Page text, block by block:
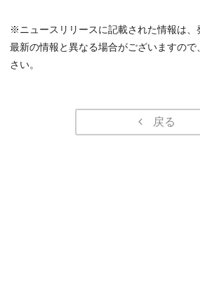
※ニュースリリースに記載された情報は、
最新の情報と異なる場合がございますの
さい。
戻る